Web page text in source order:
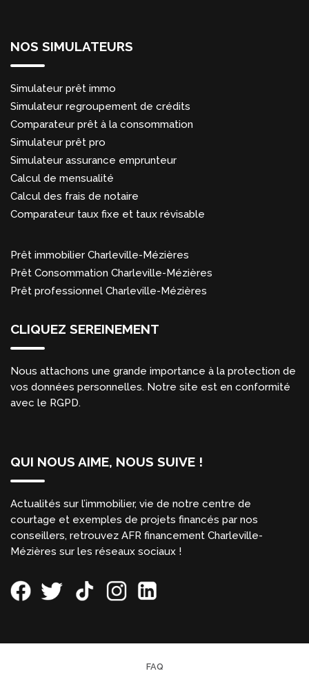
NOS SIMULATEURS
Simulateur prêt immo
Simulateur regroupement de crédits
Comparateur prêt à la consommation
Simulateur prêt pro
Simulateur assurance emprunteur
Calcul de mensualité
Calcul des frais de notaire
Comparateur taux fixe et taux révisable
Prêt immobilier Charleville-Mézières
Prêt Consommation Charleville-Mézières
Prêt professionnel Charleville-Mézières
CLIQUEZ SEREINEMENT
Nous attachons une grande importance à la protection de
vos données personnelles. Notre site est en conformité
avec le RGPD.
QUI NOUS AIME, NOUS SUIVE !
Actualités sur l’immobilier, vie de notre centre de
courtage et exemples de projets financés par nos
conseillers, retrouvez AFR financement Charleville-
Mézières sur les réseaux sociaux !
FAQ